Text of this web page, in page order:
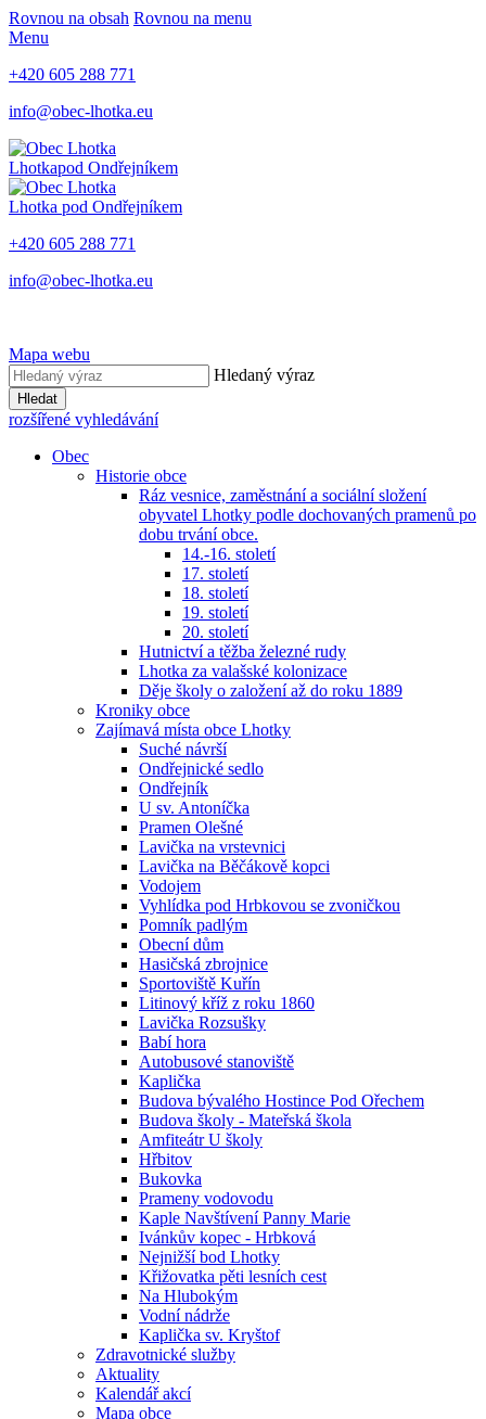
Rovnou na obsah Rovnou na menu
Menu
+420 605 288 771
info@obec-lhotka.eu
Lhotkapod Ondřejníkem
Lhotka pod Ondřejníkem
+420 605 288 771
info@obec-lhotka.eu
Mapa webu
Hledaný výraz
Hledat
rozšířené vyhledávání
Obec
Historie obce
Ráz vesnice, zaměstnání a sociální složení
obyvatel Lhotky podle dochovaných pramenů po
dobu trvání obce.
14.-16. století
17. století
18. století
19. století
20. století
Hutnictví a těžba železné rudy
Lhotka za valašské kolonizace
Děje školy o založení až do roku 1889
Kroniky obce
Zajímavá místa obce Lhotky
Suché návrší
Ondřejnické sedlo
Ondřejník
U sv. Antoníčka
Pramen Olešné
Lavička na vrstevnici
Lavička na Běčákově kopci
Vodojem
Vyhlídka pod Hrbkovou se zvoničkou
Pomník padlým
Obecní dům
Hasičská zbrojnice
Sportoviště Kuřín
Litinový kříž z roku 1860
Lavička Rozsušky
Babí hora
Autobusové stanoviště
Kaplička
Budova bývalého Hostince Pod Ořechem
Budova školy - Mateřská škola
Amfiteátr U školy
Hřbitov
Bukovka
Prameny vodovodu
Kaple Navštívení Panny Marie
Ivánkův kopec - Hrbková
Nejnižší bod Lhotky
Křižovatka pěti lesních cest
Na Hlubokým
Vodní nádrže
Kaplička sv. Kryštof
Zdravotnické služby
Aktuality
Kalendář akcí
Mapa obce